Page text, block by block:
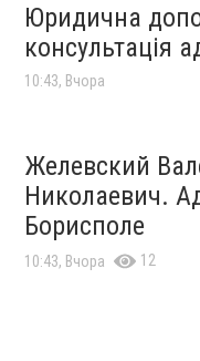
Юридична
консультація
10:43, Вчора
Желевский
Николаевич.
Борисполе
10:43, Вчора 12